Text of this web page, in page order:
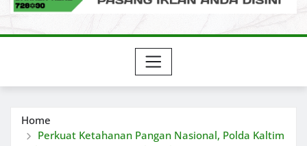
Home
Perkuat Ketahanan Pangan Nasional, Polda Kaltim